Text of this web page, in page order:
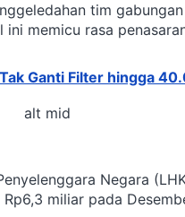
tim
ini memicu rasa
Ganti Filter hingga
alt mid
Negara
miliar pada